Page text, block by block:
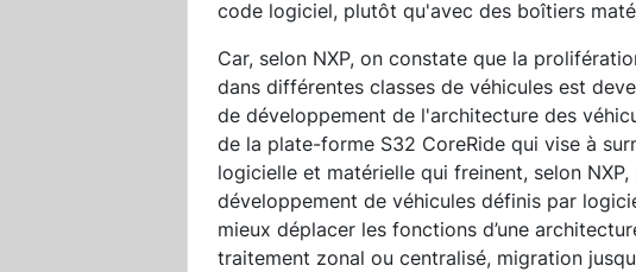
code logiciel, plutôt qu'avec des boîtiers
Car, selon NXP, on constate que la
dans différentes classes de véhicules est
de développement de l'architecture des
de la plate-forme S32 CoreRide qui vise à
logicielle et matérielle qui freinent, selon NXP,
développement de véhicules définis par
mieux déplacer les fonctions d’une
traitement zonal ou centralisé, migration